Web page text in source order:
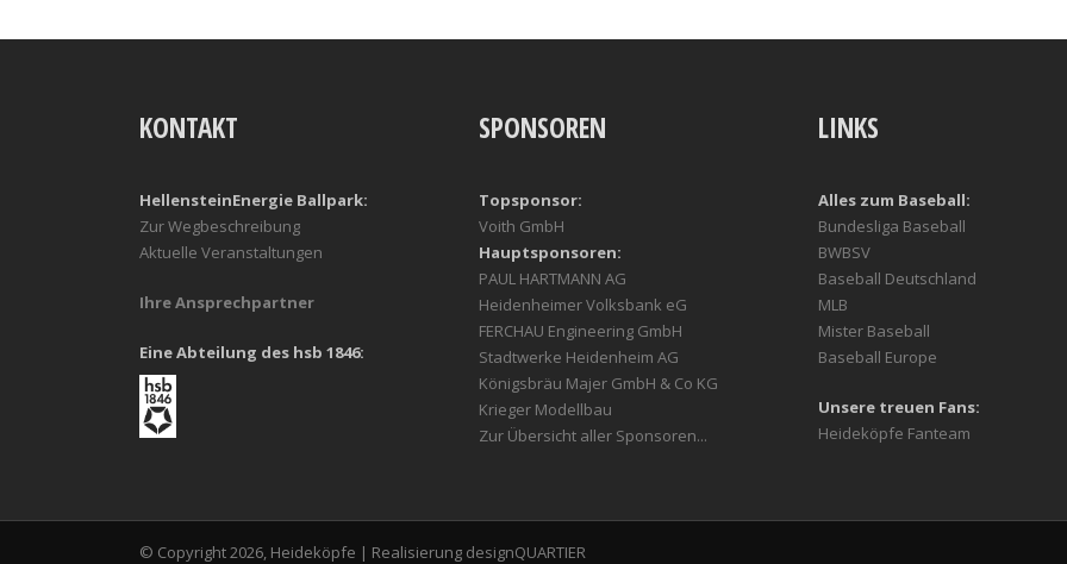
KONTAKT
HellensteinEnergie Ballpark:
Zur Wegbeschreibung
Aktuelle Veranstaltungen
Ihre Ansprechpartner
Eine Abteilung des hsb 1846:
SPONSOREN
Topsponsor:
Voith GmbH
Hauptsponsoren:
PAUL HARTMANN AG
Heidenheimer Volksbank eG
FERCHAU Engineering GmbH
Stadtwerke Heidenheim AG
Königsbräu Majer GmbH & Co KG
Krieger Modellbau
Zur Übersicht aller Sponsoren...
LINKS
Alles zum Baseball:
Bundesliga Baseball
BWBSV
Baseball Deutschland
MLB
Mister Baseball
Baseball Europe
Unsere treuen Fans:
Heideköpfe Fanteam
© Copyright 2026, Heideköpfe | Realisierung designQUARTIER